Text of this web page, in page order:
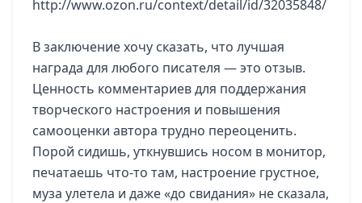
http://www.ozon.ru/context/detail/id/32035848/
В заключение хочу сказать, что лучшая
награда для любого писателя — это отзыв.
Ценность комментариев для поддержания
творческого настроения и повышения
самооценки автора трудно переоценить.
Порой сидишь, уткнувшись носом в монитор,
печатаешь что-то там, настроение грустное,
муза улетела и даже «до свидания» не сказала,